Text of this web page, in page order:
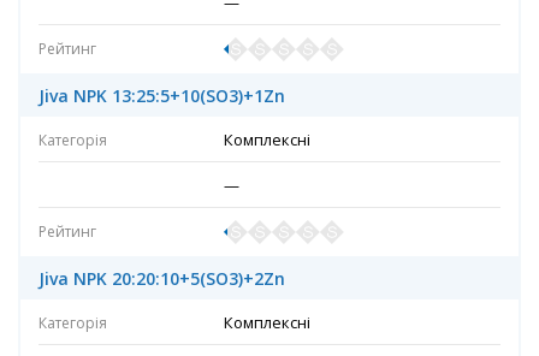
Jiva NPK 13:25:5+10(SO3)+1Zn
Комплексні
—
Jiva NPK 20:20:10+5(SO3)+2Zn
Комплексні